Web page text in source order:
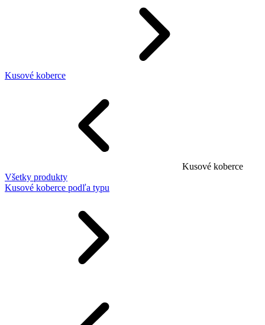
Kusové koberce
Kusové koberce
Všetky produkty
Kusové koberce podľa typu